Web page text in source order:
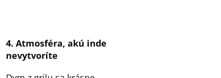
4. Atmosféra, akú inde
nevytvoríte